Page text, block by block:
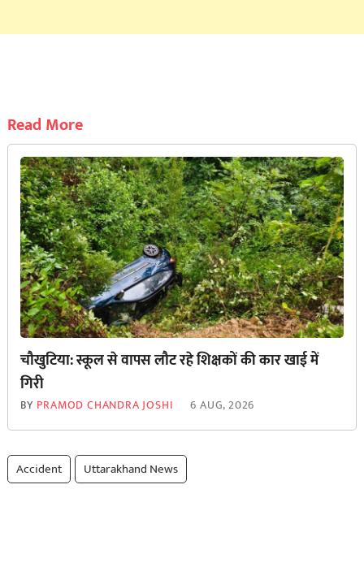
Read More
चौखुटिया: स्कूल से वापस लौट रहे शिक्षकों की कार खाई में
गिरी
BY PRAMOD CHANDRA JOSHI 6 AUG, 2026
Accident Uttarakhand News